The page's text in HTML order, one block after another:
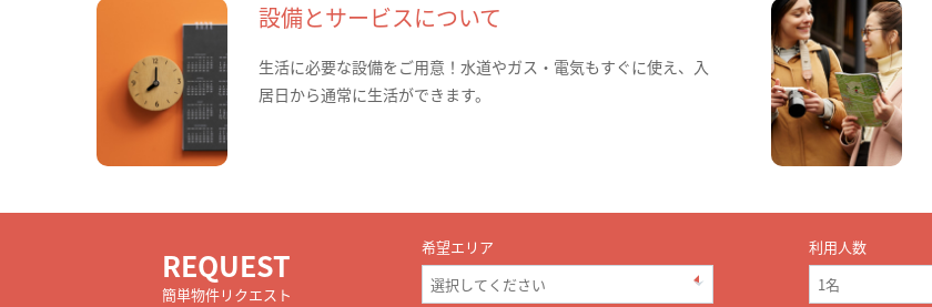
設備とサービスについて
生活に必要な設備をご用意！水道やガス・電気もすぐに使え、入
居日から通常に生活ができます。
REQUEST
簡単物件リクエスト
希望エリア 利用人数